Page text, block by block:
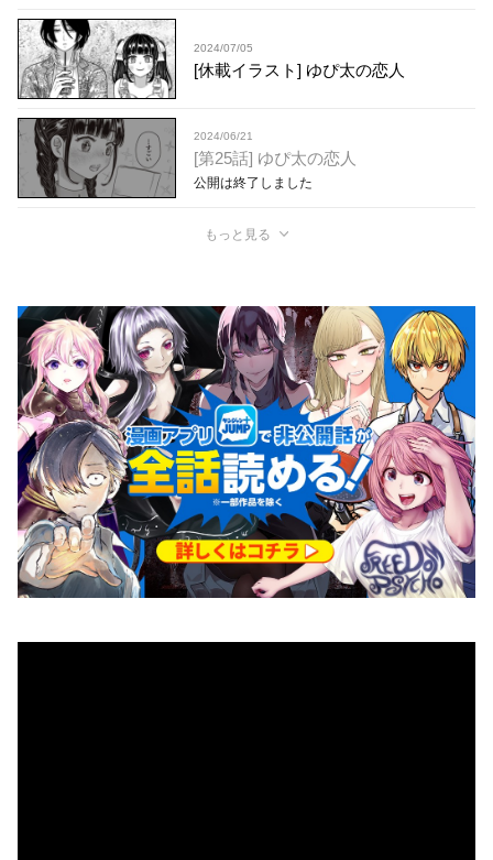
2024/07/05
[休載イラスト] ゆぴ太の恋人
2024/06/21
[第25話] ゆぴ太の恋人
公開は終了しました
もっと見る